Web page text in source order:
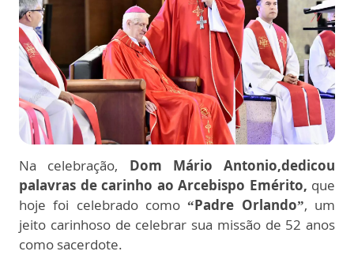
Na celebração, Dom Mário Antonio,dedicou
palavras de carinho ao Arcebispo Emérito, que
hoje foi celebrado como“Padre Orlando”, um
jeito carinhoso de celebrar sua missão de 52 anos
como sacerdote.